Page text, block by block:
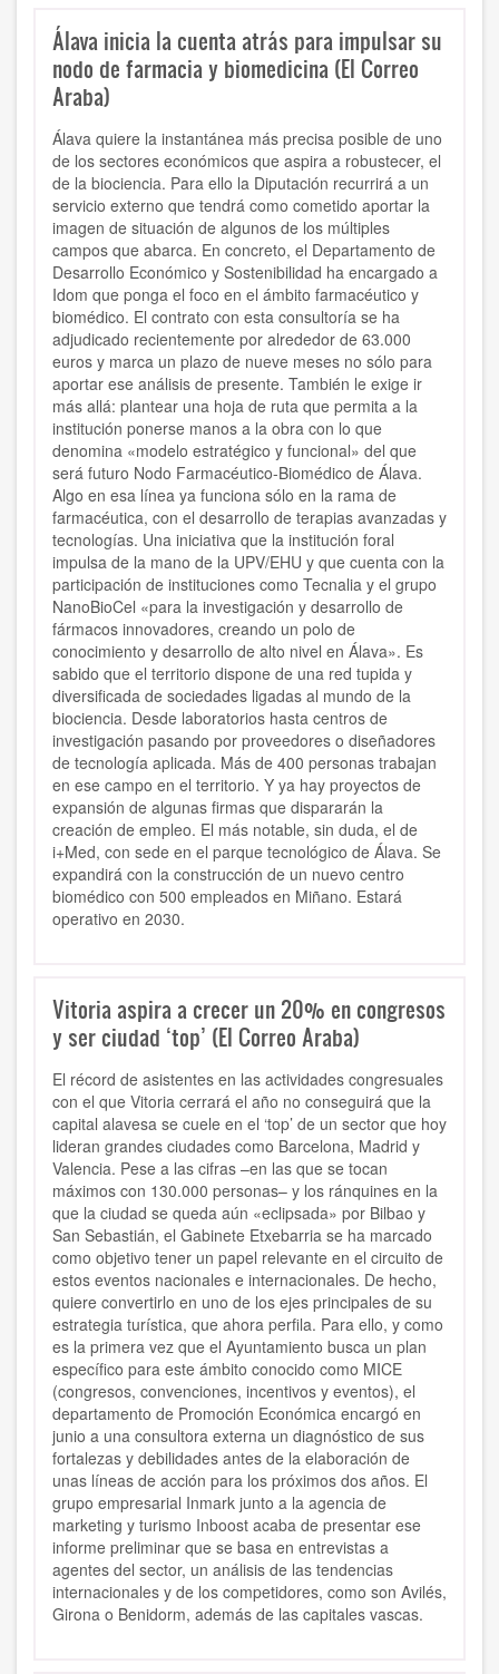
Álava inicia la cuenta atrás para impulsar su
nodo de farmacia y biomedicina (El Correo
Araba)
Álava quiere la instantánea más precisa posible de uno
de los sectores económicos que aspira a robustecer, el
de la biociencia. Para ello la Diputación recurrirá a un
servicio externo que tendrá como cometido aportar la
imagen de situación de algunos de los múltiples
campos que abarca. En concreto, el Departamento de
Desarrollo Económico y Sostenibilidad ha encargado a
Idom que ponga el foco en el ámbito farmacéutico y
biomédico. El contrato con esta consultoría se ha
adjudicado recientemente por alrededor de 63.000
euros y marca un plazo de nueve meses no sólo para
aportar ese análisis de presente. También le exige ir
más allá: plantear una hoja de ruta que permita a la
institución ponerse manos a la obra con lo que
denomina «modelo estratégico y funcional» del que
será futuro Nodo Farmacéutico-Biomédico de Álava.
Algo en esa línea ya funciona sólo en la rama de
farmacéutica, con el desarrollo de terapias avanzadas y
tecnologías. Una iniciativa que la institución foral
impulsa de la mano de la UPV/EHU y que cuenta con la
participación de instituciones como Tecnalia y el grupo
NanoBioCel «para la investigación y desarrollo de
fármacos innovadores, creando un polo de
conocimiento y desarrollo de alto nivel en Álava». Es
sabido que el territorio dispone de una red tupida y
diversificada de sociedades ligadas al mundo de la
biociencia. Desde laboratorios hasta centros de
investigación pasando por proveedores o diseñadores
de tecnología aplicada. Más de 400 personas trabajan
en ese campo en el territorio. Y ya hay proyectos de
expansión de algunas firmas que dispararán la
creación de empleo. El más notable, sin duda, el de
i+Med, con sede en el parque tecnológico de Álava. Se
expandirá con la construcción de un nuevo centro
biomédico con 500 empleados en Miñano. Estará
operativo en 2030.
Vitoria aspira a crecer un 20% en congresos
y ser ciudad ‘top’ (El Correo Araba)
El récord de asistentes en las actividades congresuales
con el que Vitoria cerrará el año no conseguirá que la
capital alavesa se cuele en el ‘top’ de un sector que hoy
lideran grandes ciudades como Barcelona, Madrid y
Valencia. Pese a las cifras –en las que se tocan
máximos con 130.000 personas– y los ránquines en la
que la ciudad se queda aún «eclipsada» por Bilbao y
San Sebastián, el Gabinete Etxebarria se ha marcado
como objetivo tener un papel relevante en el circuito de
estos eventos nacionales e internacionales. De hecho,
quiere convertirlo en uno de los ejes principales de su
estrategia turística, que ahora perfila. Para ello, y como
es la primera vez que el Ayuntamiento busca un plan
específico para este ámbito conocido como MICE
(congresos, convenciones, incentivos y eventos), el
departamento de Promoción Económica encargó en
junio a una consultora externa un diagnóstico de sus
fortalezas y debilidades antes de la elaboración de
unas líneas de acción para los próximos dos años. El
grupo empresarial Inmark junto a la agencia de
marketing y turismo Inboost acaba de presentar ese
informe preliminar que se basa en entrevistas a
agentes del sector, un análisis de las tendencias
internacionales y de los competidores, como son Avilés,
Girona o Benidorm, además de las capitales vascas.